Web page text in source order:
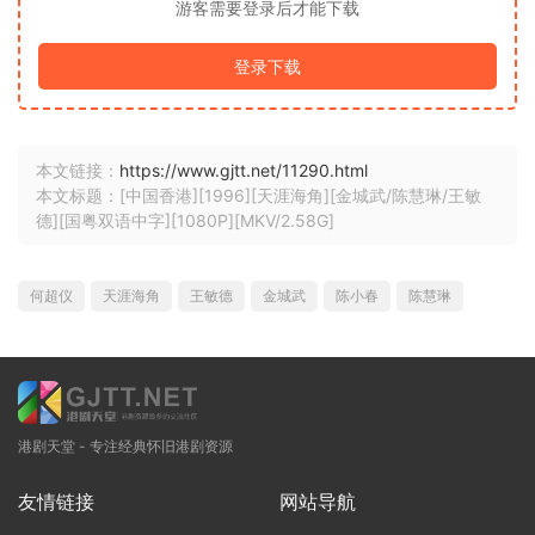
游客需要登录后才能下载
登录下载
本文链接： https://www.gjtt.net/11290.html
本文标题：[中国香港][1996][天涯海角][金城武/陈慧琳/王敏
德][国粤双语中字][1080P][MKV/2.58G]
何超仪 天涯海角 王敏德 金城武 陈小春 陈慧琳
港剧天堂 - 专注经典怀旧港剧资源
友情链接 网站导航